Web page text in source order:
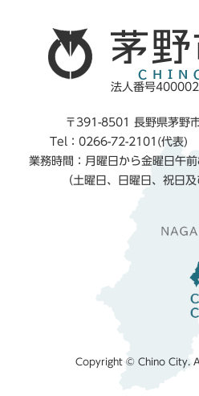
法人番号
〒391-8501 長野県茅野
Tel：0266-72-2101(代表)
業務時間：月曜日から金曜日午
（土曜日、日曜日、祝日
Copyright © Chino City.